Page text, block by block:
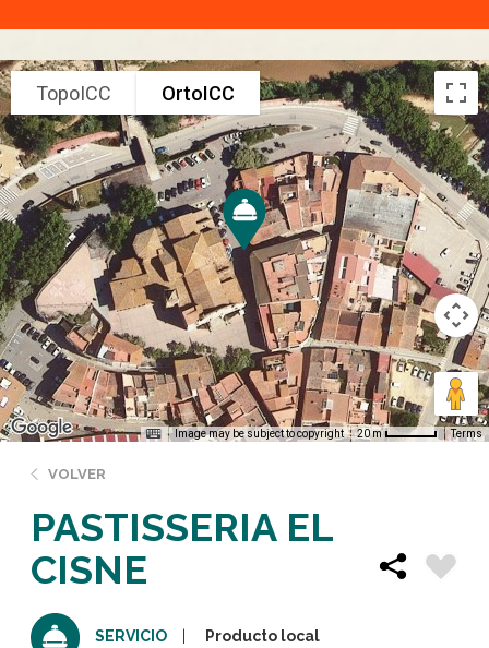
TopoICC OrtoICC
Image may be subject to copyright 20 m Terms
VOLVER
PASTISSERIA EL
CISNE
SERVICIO Producto local